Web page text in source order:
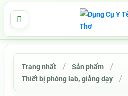
Trang nhất
Sản phẩm
Thiết bị phòng lab, giảng dạy